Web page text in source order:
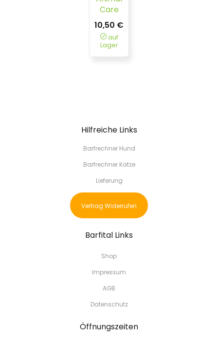
Care
10,50 €
auf
Lager
Hilfreiche Links
Barfrechner Hund
Barfrechner Katze
Lieferung
Vertrag Widerrufen
Barfital Links
Shop
Impressum
AGB
Datenschutz
Öffnungszeiten